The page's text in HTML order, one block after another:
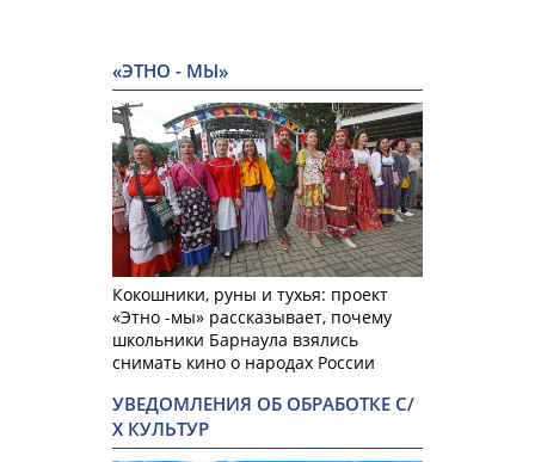
«ЭТНО - МЫ»
Кокошники, руны и тухья: проект
«Этно -мы» рассказывает, почему
школьники Барнаула взялись
снимать кино о народах России
УВЕДОМЛЕНИЯ ОБ ОБРАБОТКЕ С/
Х КУЛЬТУР